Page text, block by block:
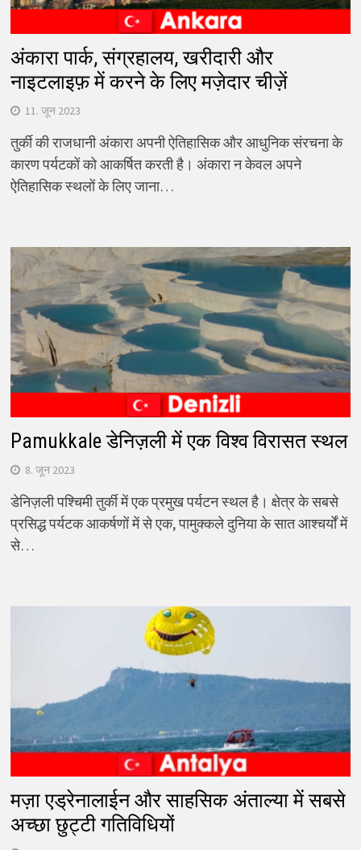
अंकारा पार्क, संग्रहालय, खरीदारी और
नाइटलाइफ़ में करने के लिए मज़ेदार चीज़ें
11. जून 2023
तुर्की की राजधानी अंकारा अपनी ऐतिहासिक और आधुनिक संरचना के
कारण पर्यटकों को आकर्षित करती है। अंकारा न केवल अपने
ऐतिहासिक स्थलों के लिए जाना…
Pamukkale डेनिज़ली में एक विश्व विरासत स्थल
8. जून 2023
डेनिज़ली पश्चिमी तुर्की में एक प्रमुख पर्यटन स्थल है। क्षेत्र के सबसे
प्रसिद्ध पर्यटक आकर्षणों में से एक, पामुक्कले दुनिया के सात आश्चर्यों में
से…
मज़ा एड्रेनालाईन और साहसिक अंताल्या में सबसे
अच्छा छुट्टी गतिविधियों